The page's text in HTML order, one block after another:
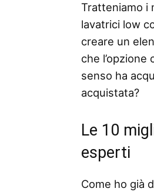
Tratteniamo i
lavatrici low
creare un
che
senso ha
acquistata?
Le 10
esperti
Come ho già